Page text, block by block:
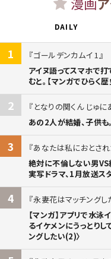
DAILY
1
ゴールデンカムイ 1
アイヌ語ってスマホで
むと。【マンガでひらく
2
となりの関くん じゅに
あの2人が結婚、子供も
3
あなたは私におとさ
絶対に不倫しない男VS
実写ドラマ、1月放送ス
4
永妻花はマッチングし
【マンガ】アプリで水
るイケメンにうっとりし
ングしたい(2)〉